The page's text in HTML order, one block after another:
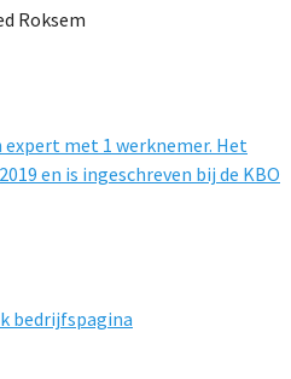
met 1 werknemer. Het
en is ingeschreven bij de KBO
bedrijfspagina